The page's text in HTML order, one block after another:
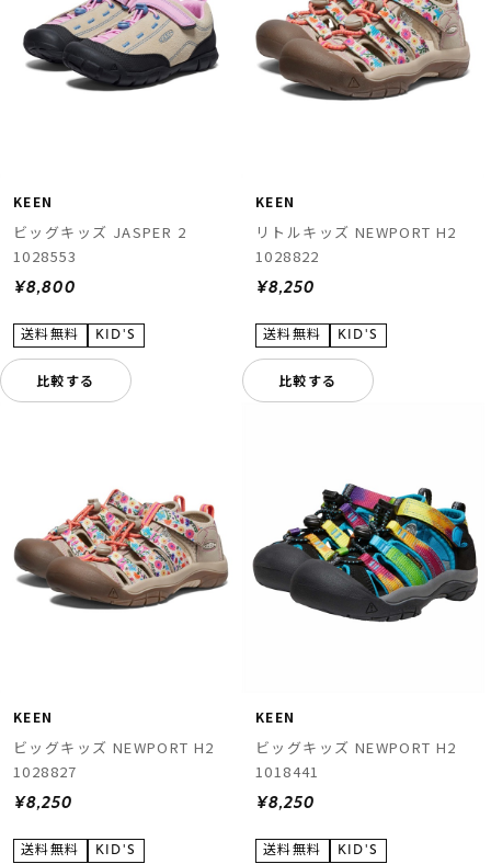
KEEN
ビッグキッズ JASPER 2
1028553
¥8,800
比較する
KEEN
リトルキッズ NEWPORT H2
1028822
¥8,250
比較する
KEEN
ビッグキッズ NEWPORT H2
1028827
¥8,250
KEEN
ビッグキッズ NEWPORT H2
1018441
¥8,250